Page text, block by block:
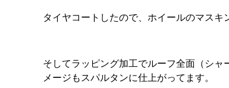
タイヤコートしたので、ホイールのマスキ
そしてラッピング加工でルーフ全面（シ
メージもスパルタンに仕上がってます。